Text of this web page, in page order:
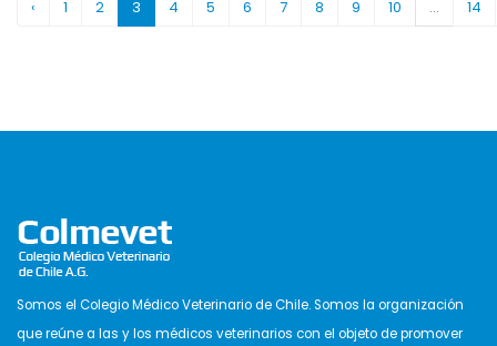
‹ 1 2 3 4 5 6 7 8 9 10 ... 14
Somos el Colegio Médico Veterinario de Chile. Somos la organización
que reúne a las y los médicos veterinarios con el objeto de promover